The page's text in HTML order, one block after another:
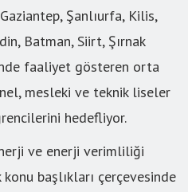
Şanlıurfa, Kilis,
Batman, Siirt, Şırnak
faaliyet gösteren orta
mesleki ve teknik liseler
hedefliyor.
ve enerji verimliliği
başlıkları çerçevesinde